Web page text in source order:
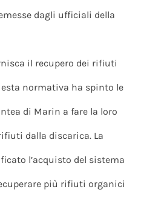
dagli ufficiali della
il recupero dei rifiuti
normativa ha spinto le
di Marin a fare la loro
dalla discarica. La
l’acquisto del sistema
più rifiuti organici